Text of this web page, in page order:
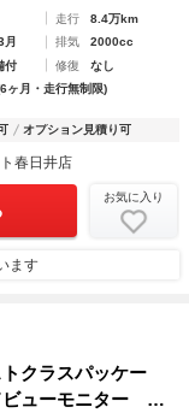
走行
8.4万km
排気
2000cc
付 修復
なし
ヶ月・走行無制限)
オプション見積り可
春日井店
お気に入り
ます
クラスパッケー
ューモニター ６